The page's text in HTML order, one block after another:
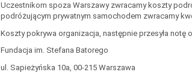
Uczestnikom spoza Warszawy zwracamy koszty
podróżującym prywatnym samochodem zwracamy
Koszty pokrywa organizacja, następnie przesyła notę
Fundacja im. Stefana Batorego
ul. Sapieżyńska 10a, 00-215 Warszawa